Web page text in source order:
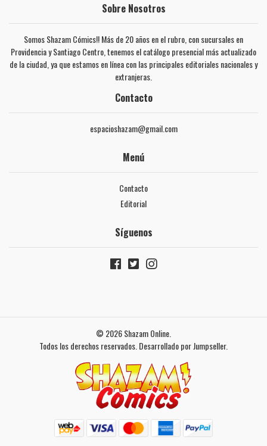
Sobre Nosotros
Somos Shazam Cómics!! Más de 20 años en el rubro, con sucursales en
Providencia y Santiago Centro, tenemos el catálogo presencial más actualizado
de la ciudad, ya que estamos en línea con las principales editoriales nacionales y
extranjeras.
Contacto
espacioshazam@gmail.com
Menú
Contacto
Editorial
Síguenos
© 2026 Shazam Online.
Todos los derechos reservados. Desarrollado por Jumpseller.